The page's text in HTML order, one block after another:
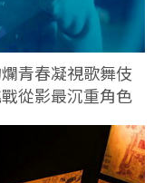
青春凝視歌舞伎
從影最沉重角色